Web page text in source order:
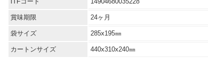
賞味期限 24ヶ月
袋サイズ 285x195㎜
カートンサイズ 440x310x240㎜